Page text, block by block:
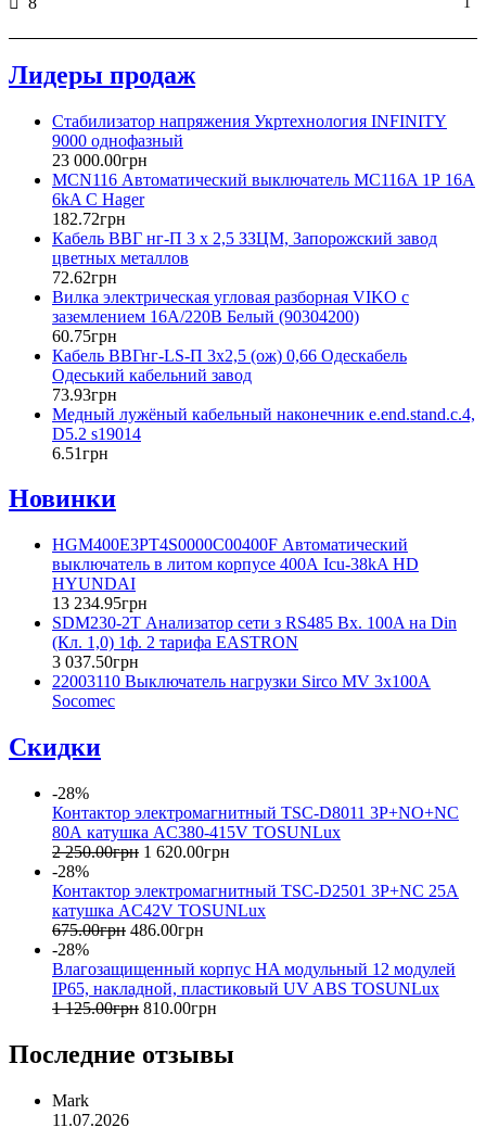
Лидеры продаж
Стабилизатор напряжения Укртехнология INFINITY
9000 однофазный
23 000.00грн
MCN116 Автоматический выключатель MC116A 1Р 16А
6kA C Hager
182.72грн
Кабель ВВГ нг-П 3 х 2,5 ЗЗЦМ, Запорожский завод
цветных металлов
72.62грн
Вилка электрическая угловая разборная VIKO с
заземлением 16А/220В Белый (90304200)
60.75грн
Кабель ВВГнг-LS-П 3х2,5 (ож) 0,66 Одескабель
Одеський кабельний завод
73.93грн
Медный лужёный кабельный наконечник e.end.stand.c.4,
D5.2 s19014
6.51грн
Новинки
HGM400E3PT4S0000C00400F Автоматический
выключатель в литом корпусе 400А Icu-38kA HD
HYUNDAI
13 234.95грн
SDM230-2T Анализатор сети з RS485 Вх. 100A на Din
(Кл. 1,0) 1ф. 2 тарифа EASTRON
3 037.50грн
22003110 Выключатель нагрузки Sirco MV 3x100A
Socomec
Скидки
-28%
Контактор электромагнитный TSC-D8011 3P+NO+NC
80А катушка AC380-415V TOSUNLux
2 250.00грн 1 620.00грн
-28%
Контактор электромагнитный TSC-D2501 3P+NC 25А
катушка AC42V TOSUNLux
675.00грн 486.00грн
-28%
Влагозащищенный корпус HA модульный 12 модулей
IP65, накладной, пластиковый UV ABS TOSUNLux
1 125.00грн 810.00грн
Последние отзывы
Mark
11.07.2026